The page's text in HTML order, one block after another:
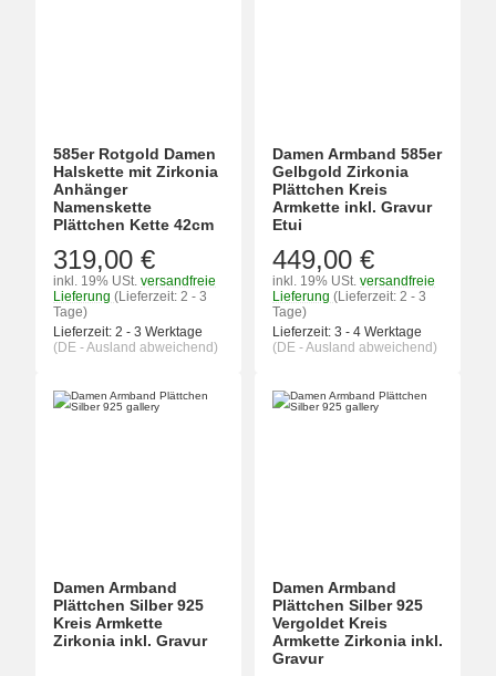
585er Rotgold Damen
Halskette mit Zirkonia
Anhänger
Namenskette
Plättchen Kette 42cm
319,00 €
inkl. 19% USt. versandfreie
Lieferung (Lieferzeit: 2 - 3
Tage)
Lieferzeit: 2 - 3 Werktage
(DE - Ausland abweichend)
Damen Armband 585er
Gelbgold Zirkonia
Plättchen Kreis
Armkette inkl. Gravur
Etui
449,00 €
inkl. 19% USt. versandfreie
Lieferung (Lieferzeit: 2 - 3
Tage)
Lieferzeit: 3 - 4 Werktage
(DE - Ausland abweichend)
Damen Armband
Plättchen Silber 925
Kreis Armkette
Zirkonia inkl. Gravur
Damen Armband
Plättchen Silber 925
Vergoldet Kreis
Armkette Zirkonia inkl.
Gravur